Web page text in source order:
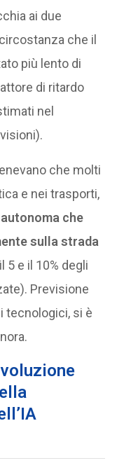
ai due
che il
più lento di
di ritardo
nel
che molti
e nei trasporti,
che
sulla strada
5 e il 10% degli
Previsione
tecnologici, si è